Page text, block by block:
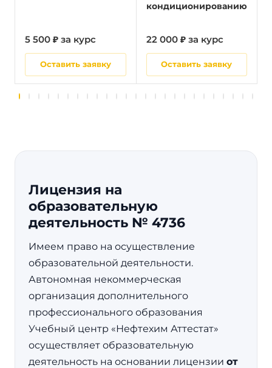
5 500 ₽ за курс
Оставить заявку
кондиционированию
22 000 ₽ за курс
Оставить заявку
Лицензия на
образовательную
деятельность № 4736
Имеем право на осуществление
образовательной деятельности.
Автономная некоммерческая
организация дополнительного
профессионального образования
Учебный центр «Нефтехим Аттестат»
осуществляет образовательную
деятельность на основании лицензии от